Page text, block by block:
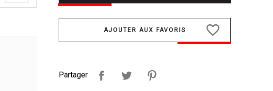
favorite_border
Partager